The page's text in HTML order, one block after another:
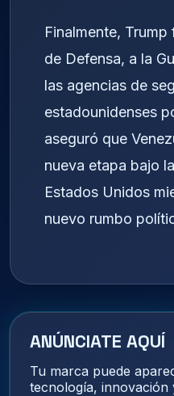
Finalmente,
de Defensa, a la
las agencias de
estadounidenses
aseguró que
nueva etapa bajo
Estados Unidos
nuevo rumbo
ANÚNCIATE AQUÍ
Tu marca puede
tecnología, innovación